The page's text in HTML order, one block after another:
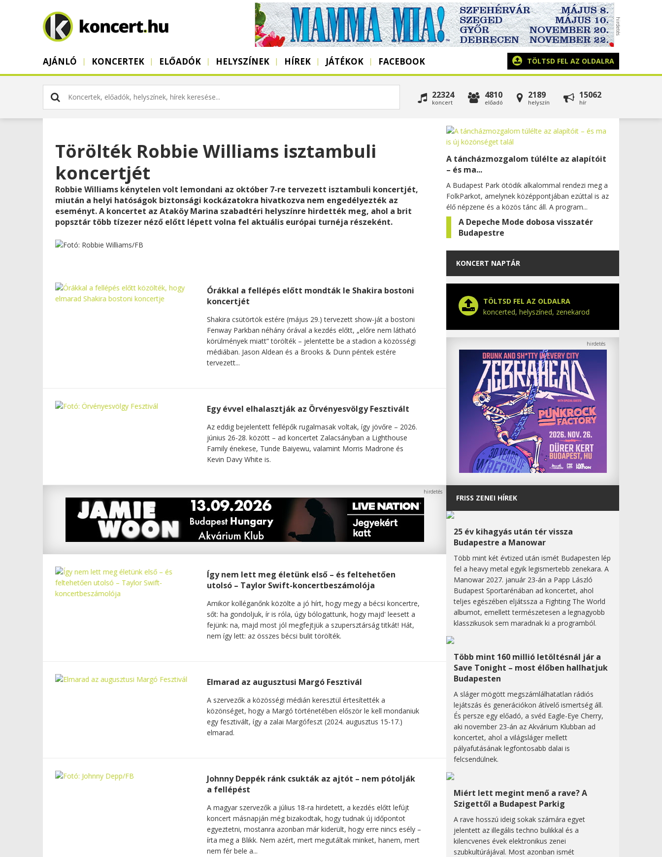
AJÁNLÓ KONCERTEK ELŐADÓK HELYSZÍNEK HÍREK JÁTÉKOK FACEBOOK TÖLTSD FEL AZ OLDALRA
22324
koncert
4810
előadó
2189
helyszín
15062
hír
Törölték Robbie Williams isztambuli
koncertjét
Robbie Williams kénytelen volt lemondani az október 7-re tervezett isztambuli koncertjét,
miután a helyi hatóságok biztonsági kockázatokra hivatkozva nem engedélyezték az
eseményt. A koncertet az Ataköy Marina szabadtéri helyszínre hirdették meg, ahol a brit
popsztár több tízezer néző előtt lépett volna fel aktuális európai turnéja részeként.
Órákkal a fellépés előtt mondták le Shakira bostoni
koncertjét
Shakira csütörtök estére (május 29.) tervezett show-ját a bostoni
Fenway Parkban néhány órával a kezdés előtt, „előre nem látható
körülmények miatt” törölték – jelentette be a stadion a közösségi
médiában. Jason Aldean és a Brooks & Dunn péntek estére
tervezett...
Egy évvel elhalasztják az Örvényesvölgy Fesztivált
Az eddig bejelentett fellépők rugalmasak voltak, így jövőre – 2026.
június 26-28. között – ad koncertet Zalacsányban a Lighthouse
Family énekese, Tunde Baiyewu, valamint Morris Madrone és
Kevin Davy White is.
Így nem lett meg életünk első – és feltehetően
utolsó – Taylor Swift-koncertbeszámolója
Amikor kolléganőnk közölte a jó hírt, hogy megy a bécsi koncertre,
sőt: ha gondoljuk, ír is róla, úgy bólogattunk, hogy majd' leesett a
fejünk: na, majd most jól megfejtjük a szupersztárság titkát! Hát,
nem így lett: az összes bécsi bulit törölték.
Elmarad az augusztusi Margó Fesztivál
A szervezők a közösségi médián keresztül értesítették a
közönséget, hogy a Margó történetében először le kell mondaniuk
egy fesztivált, így a zalai Margófeszt (2024. augusztus 15-17.)
elmarad.
Johnny Deppék ránk csukták az ajtót – nem pótolják
a fellépést
A magyar szervezők a július 18-ra hirdetett, a kezdés előtt lefújt
koncert másnapján még bizakodtak, hogy tudnak új időpontot
egyeztetni, mostanra azonban már kiderült, hogy erre nincs esély –
írta meg a Blikk. Nem azért, mert megutáltak minket, hanem, mert
nem fér bele a...
A táncházmozgalom túlélte az alapítóit
– és ma...
A Budapest Park ötödik alkalommal rendezi meg a
FolkParkot, amelynek középpontjában ezúttal is az
élő népzene és a közös tánc áll. A program...
A Depeche Mode dobosa visszatér
Budapestre
KONCERT NAPTÁR
TÖLTSD FEL AZ OLDALRA
koncerted, helyszíned, zenekarod
FRISS ZENEI HÍREK
25 év kihagyás után tér vissza
Budapestre a Manowar
Több mint két évtized után ismét Budapesten lép
fel a heavy metal egyik legismertebb zenekara. A
Manowar 2027. január 23-án a Papp László
Budapest Sportarénában ad koncertet, ahol
teljes egészében eljátssza a Fighting The World
albumot, emellett természetesen a legnagyobb
klasszikusok sem maradnak ki a programból.
Több mint 160 millió letöltésnál jár a
Save Tonight – most élőben hallhatjuk
Budapesten
A sláger mögött megszámlálhatatlan rádiós
lejátszás és generációkon átívelő ismertség áll.
És persze egy előadó, a svéd Eagle-Eye Cherry,
aki november 23-án az Akvárium Klubban ad
koncertet, ahol a világsláger mellett
pályafutásának legfontosabb dalai is
felcsendülnek.
Miért lett megint menő a rave? A
Szigettől a Budapest Parkig
A rave hosszú ideig sokak számára egyet
jelentett az illegális techno bulikkal és a
kilencvenes évek elektronikus zenei
szubkultúrájával. Most azonban ismét